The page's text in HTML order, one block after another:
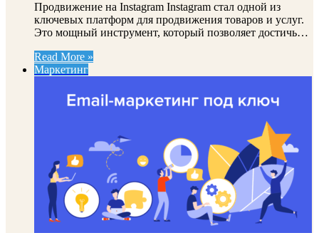
Продвижение на Instagram Instagram стал одной из
ключевых платформ для продвижения товаров и услуг.
Это мощный инструмент, который позволяет достичь…
Read More »
Маркетинг